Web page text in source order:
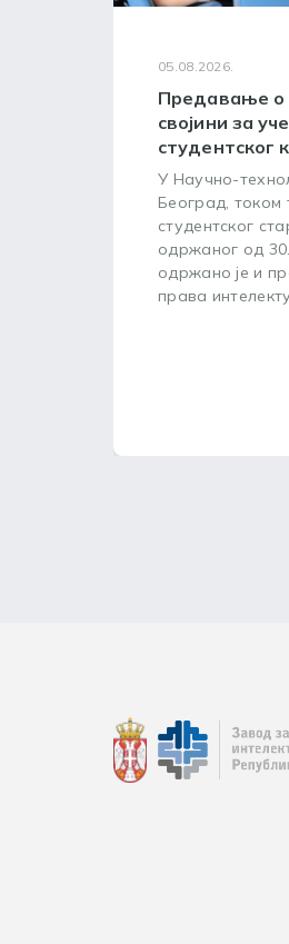
05.08.2026.
Предавање о
својини за
студентског
У Научно-
Београд, током
студентског
одржаног од
одржано је и
права